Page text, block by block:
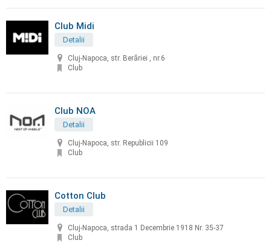
Club Midi
Detalii
Cluj-Napoca, str. Berăriei , nr.6
Club
Club NOA
Detalii
Cluj-Napoca, str. Republicii 109
Club
Cotton Club
Detalii
Cluj-Napoca, strada 1 Decembrie 1918 Nr. 35-37
Club